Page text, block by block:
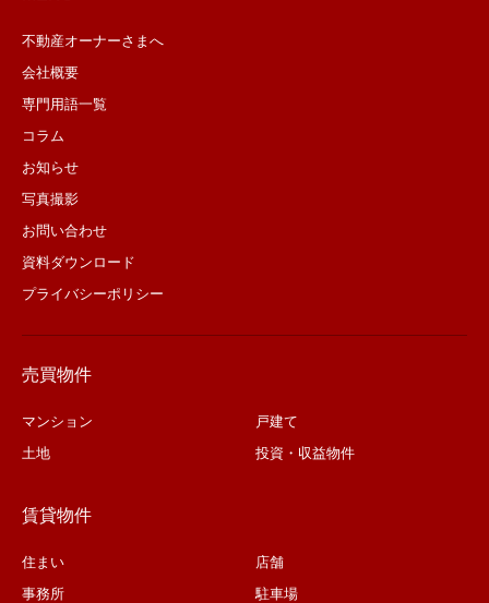
不動産オーナーさまへ
会社概要
専門用語一覧
コラム
お知らせ
写真撮影
お問い合わせ
資料ダウンロード
プライバシーポリシー
売買物件
マンション
戸建て
土地
投資・収益物件
賃貸物件
住まい
店舗
事務所
駐車場